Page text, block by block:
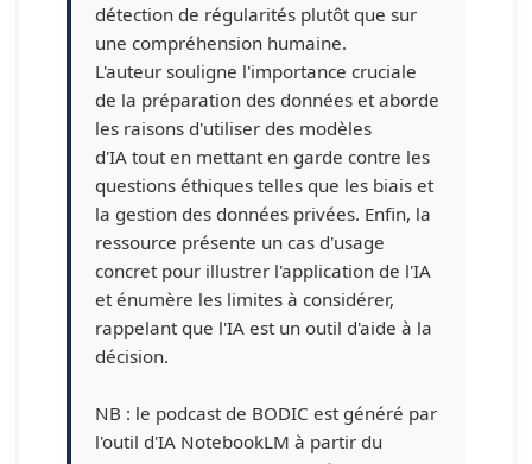
détection de régularités plutôt que sur
une compréhension humaine.
L'auteur souligne l'importance cruciale
de la préparation des données et aborde
les raisons d'utiliser des modèles
d'IA tout en mettant en garde contre les
questions éthiques telles que les biais et
la gestion des données privées. Enfin, la
ressource présente un cas d'usage
concret pour illustrer l'application de l'IA
et énumère les limites à considérer,
rappelant que l'IA est un outil d'aide à la
décision.
NB : le podcast de BODIC est généré par
l'outil d'IA NotebookLM à partir du